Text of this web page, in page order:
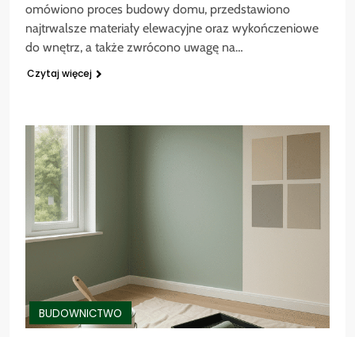
omówiono proces budowy domu, przedstawiono
najtrwalsze materiały elewacyjne oraz wykończeniowe
do wnętrz, a także zwrócono uwagę na…
Czytaj więcej
BUDOWNICTWO